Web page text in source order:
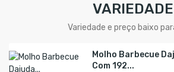
VARIEDADE
Variedade e preço baixo
Molho Barbecue
Com 192...